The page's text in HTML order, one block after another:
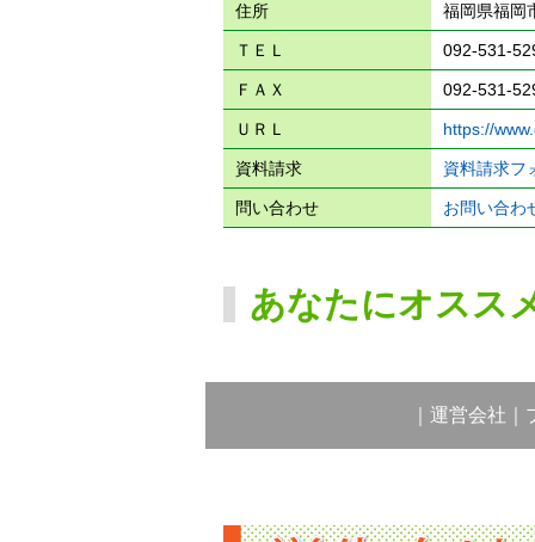
住所 福岡県福岡
ＴＥＬ 092-531-
ＦＡＸ 092-531-
ＵＲＬ https://
資料請求 資料請求フ
問い合わせ お問い合わ
あなたにオスス
運営会社